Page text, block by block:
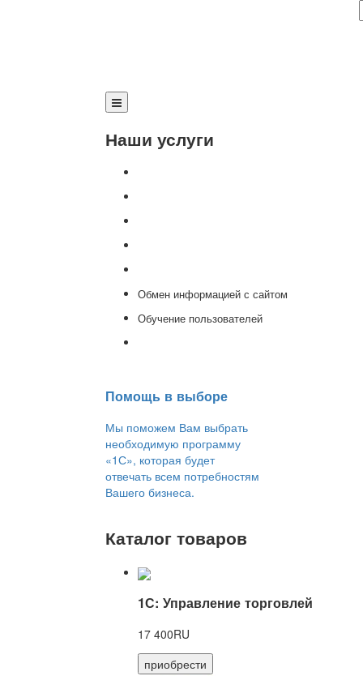
Наши услуги
Обмен информацией с сайтом
Обучение пользователей
Помощь в выборе
Мы поможем Вам выбрать
необходимую программу
«1С», которая будет
отвечать всем потребностям
Вашего бизнеса.
Каталог товаров
1С: Управление торговлей
17 400RU
приобрести